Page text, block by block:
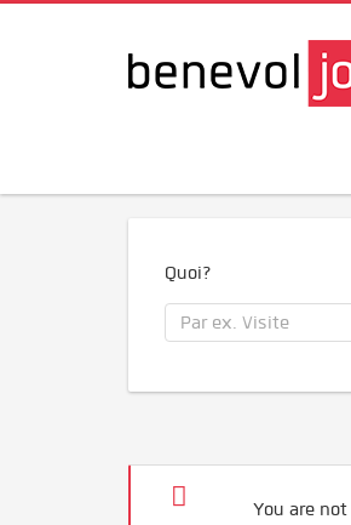
Quoi?
You are